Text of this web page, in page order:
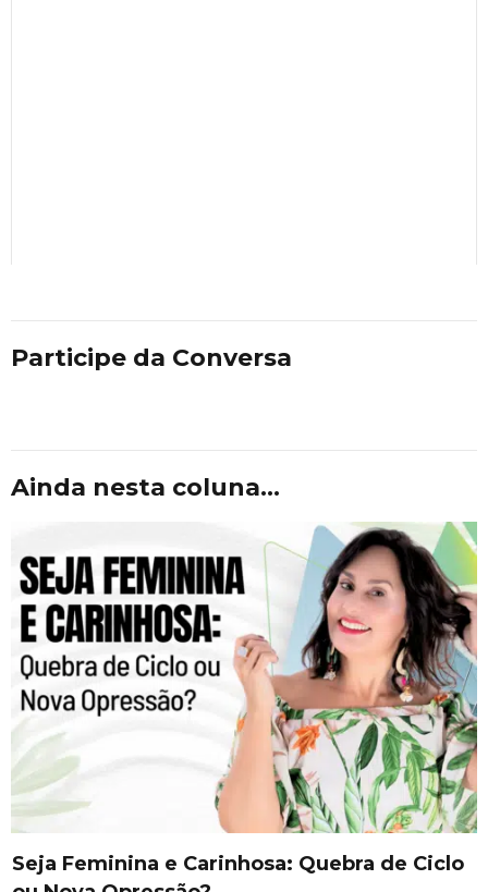
Participe da Conversa
Ainda nesta coluna...
Seja Feminina e Carinhosa: Quebra de Ciclo